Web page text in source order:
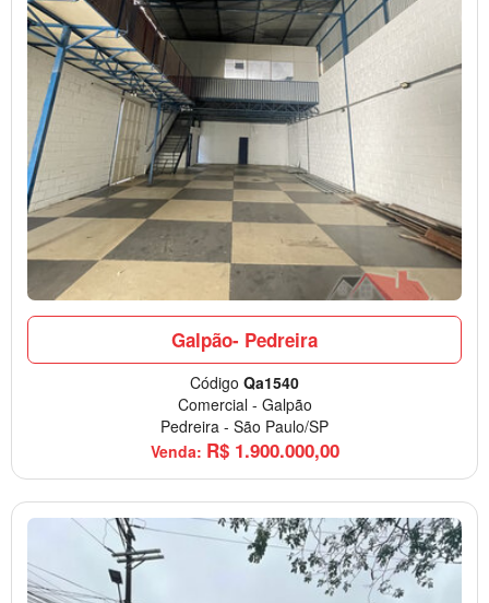
Galpão- Pedreira
Código Qa1540
Comercial - Galpão
Pedreira - São Paulo/SP
Venda: R$ 1.900.000,00